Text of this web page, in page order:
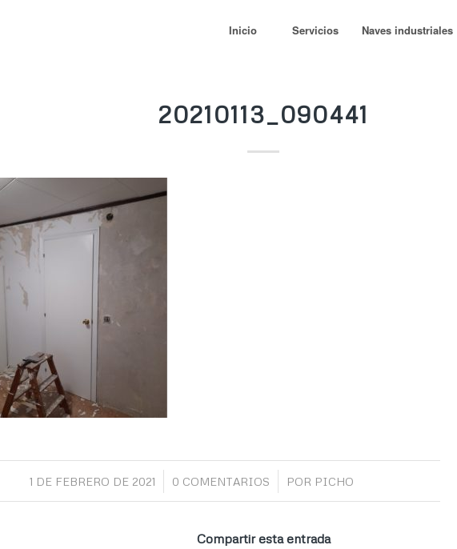
Inicio Servicios Naves industriales
20210113_090441
1 DE FEBRERO DE 2021
/ 0 COMENTARIOS
/ POR PICHO
Compartir esta entrada